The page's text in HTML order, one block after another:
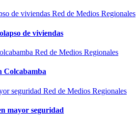
Red de Medios Regionales
de viviendas
Red de Medios Regionales
Colcabamba
Red de Medios Regionales
mayor seguridad